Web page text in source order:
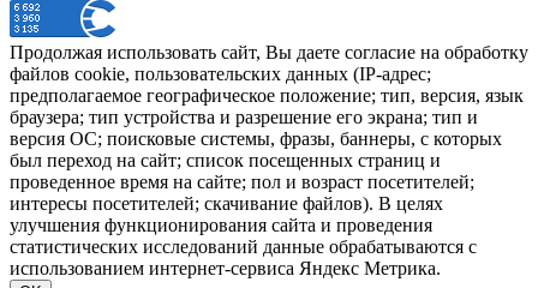
Продолжая использовать сайт, Вы даете согласие на обработку
файлов cookie, пользовательских данных (IP-адрес;
предполагаемое географическое положение; тип, версия, язык
браузера; тип устройства и разрешение его экрана; тип и
версия ОС; поисковые системы, фразы, баннеры, с которых
был переход на сайт; список посещенных страниц и
проведенное время на сайте; пол и возраст посетителей;
интересы посетителей; скачивание файлов). В целях
улучшения функционирования сайта и проведения
статистических исследований данные обрабатываются с
использованием интернет-сервиса Яндекс Метрика.